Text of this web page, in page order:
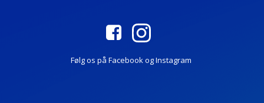
Følg os på Facebook og Instagram